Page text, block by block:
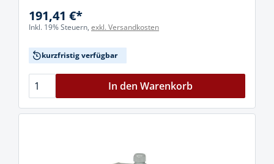
191,41 €*
Inkl. 19% Steuern, exkl. Versandkosten
kurzfristig verfügbar
In den Warenkorb